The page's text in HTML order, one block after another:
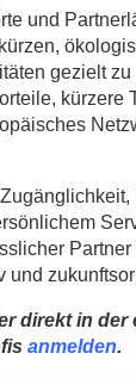
und
gezielt
kürzere
und
direkt in der
anmelden.